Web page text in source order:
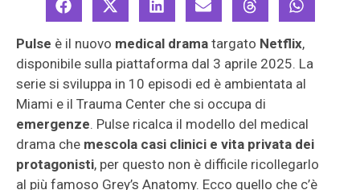
Pulse è il nuovo medical drama targato Netflix,
disponibile sulla piattaforma dal 3 aprile 2025. La
serie si sviluppa in 10 episodi ed è ambientata al
Miami e il Trauma Center che si occupa di
emergenze. Pulse ricalca il modello del medical
drama che mescola casi clinici e vita privata dei
protagonisti, per questo non è difficile ricollegarlo
al più famoso Grey’s Anatomy. Ecco quello che c’è